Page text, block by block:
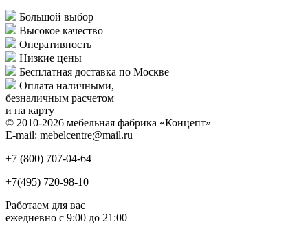
Большой выбор
Высокое качество
Оперативность
Низкие цены
Бесплатная доставка по Москве
Оплата наличными,
безналичным расчетом
и на карту
© 2010-2026 мебельная фабрика «Концепт»
E-mail: mebelcentre@mail.ru
+7 (800) 707-04-64
+7(495) 720-98-10
Работаем для вас
ежедневно с 9:00 до 21:00